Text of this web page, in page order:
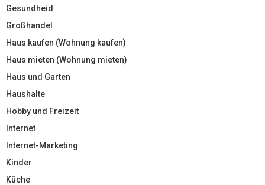
Gesundheid
Großhandel
Haus kaufen (Wohnung kaufen)
Haus mieten (Wohnung mieten)
Haus und Garten
Haushalte
Hobby und Freizeit
Internet
Internet-Marketing
Kinder
Küche